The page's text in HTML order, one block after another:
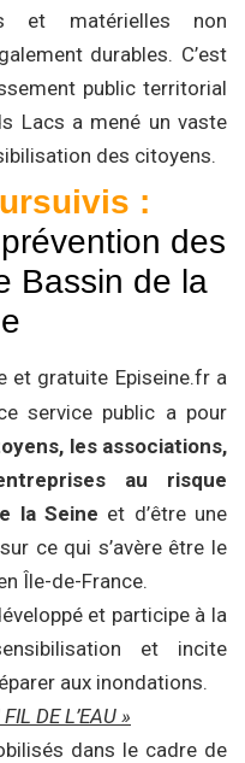
et matérielles non
durables. C’est
public territorial
Lacs a mené un vaste
des citoyens.
:
des
Bassin de la
et gratuite Episeine.fr a
service public a pour
les associations,
au risque
la Seine et d’être une
ce qui s’avère être le
Île-de-France.
et participe à la
et incite
aux inondations.
DE L’EAU »
dans le cadre de